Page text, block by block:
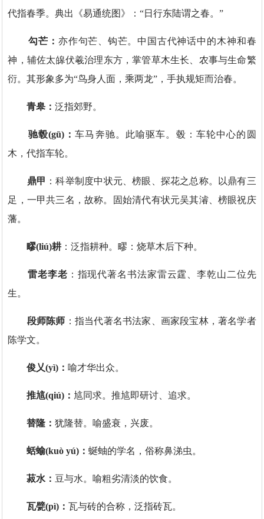
代指‌春季‌。典出《易通统图》：“日行东陆谓之春。”‌‌
勾芒‌： 亦作句芒、钩芒。中国古代神话中的‌木神和春
神‌，辅佐太皞伏羲治理东方，掌管草木生长、农事与生命繁
衍。其形象多为“鸟身人面，乘两龙”，手执规矩而治春。‌‌
青皋：泛指郊野。
驰毂(gū)：车马奔驰。此喻驱车。毂：车轮中心的圆
木，代指车轮。
鼎甲 ：科举制度中状元、榜眼、探花之总称。以鼎有三
足，一甲共三名，故称。固始清代有状元吴其濬、榜眼祝庆
藩。
疁(liú)耕：泛指耕种。疁：烧草木后下种。
雷老李老 ：指现代著名书法家雷云霆、李乾山二位先
生。
段师陈师 ：指当代著名书法家、画家段宝林，著名学者
陈学文。
俊乂(yì)：喻才华出众。
推訄(qiú)： 訄同求。推訄即研讨、追求。
替隆：犹隆替。喻盛衰，兴废。‌‌‌
蛞蝓(kuò yú)：蜒蚰的学名，俗称鼻涕虫。
菽水：豆与水。喻粗劣清淡的饮食。
瓦甓(pì)： 瓦与砖的合称，泛指砖瓦。